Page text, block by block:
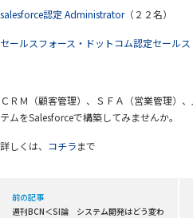
salesforce認定 Administrator（２２名）
セールスフォース・ドットコム認定セールス
ＣＲＭ（顧客管理）、ＳＦＡ（営業管理）
テムをSalesforceで構築してみませんか。
詳しくは、 コチラまで
前の記事
週刊BCN＜SI論 システム開発はどう変わ